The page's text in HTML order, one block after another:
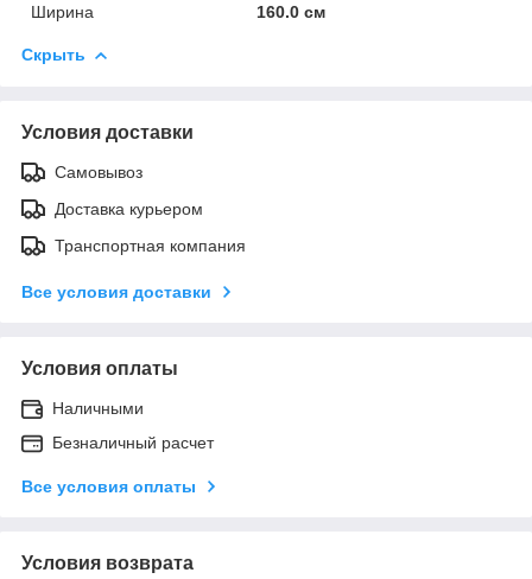
Ширина
160.0 см
Скрыть
Условия доставки
Самовывоз
Доставка курьером
Транспортная компания
Все условия доставки
Условия оплаты
Наличными
Безналичный расчет
Все условия оплаты
Условия возврата